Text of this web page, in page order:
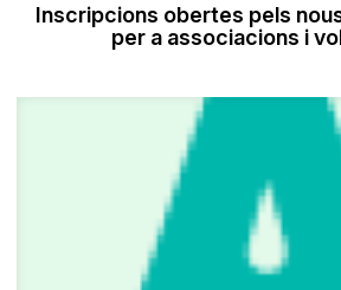
Inscripcions obertes pels
per a associacions i